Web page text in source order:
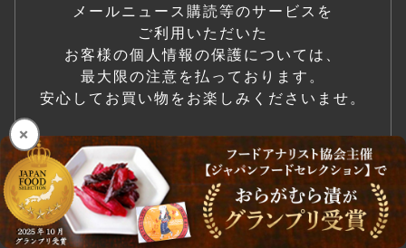
×
メールニュース購読等のサービスを
ご利用いただいた
お客様の個人情報の保護については、
最大限の注意を払っております。
安心してお買い物をお楽しみくださいませ。
詳細をみる
用途別・法人・大口注文はこちら